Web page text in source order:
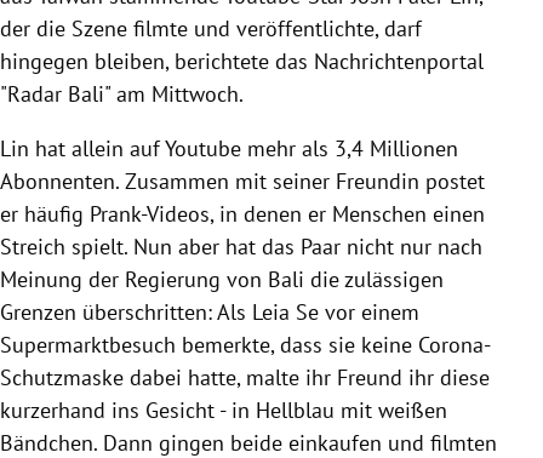
der die Szene filmte und veröffentlichte, darf
hingegen bleiben, berichtete das Nachrichtenportal
"Radar Bali" am Mittwoch.
Lin hat allein auf Youtube mehr als 3,4 Millionen
Abonnenten. Zusammen mit seiner Freundin postet
er häufig Prank-Videos, in denen er Menschen einen
Streich spielt. Nun aber hat das Paar nicht nur nach
Meinung der Regierung von Bali die zulässigen
Grenzen überschritten: Als Leia Se vor einem
Supermarktbesuch bemerkte, dass sie keine Corona-
Schutzmaske dabei hatte, malte ihr Freund ihr diese
kurzerhand ins Gesicht - in Hellblau mit weißen
Bändchen. Dann gingen beide einkaufen und filmten